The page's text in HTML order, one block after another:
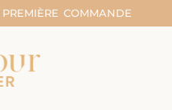
COMMANDE